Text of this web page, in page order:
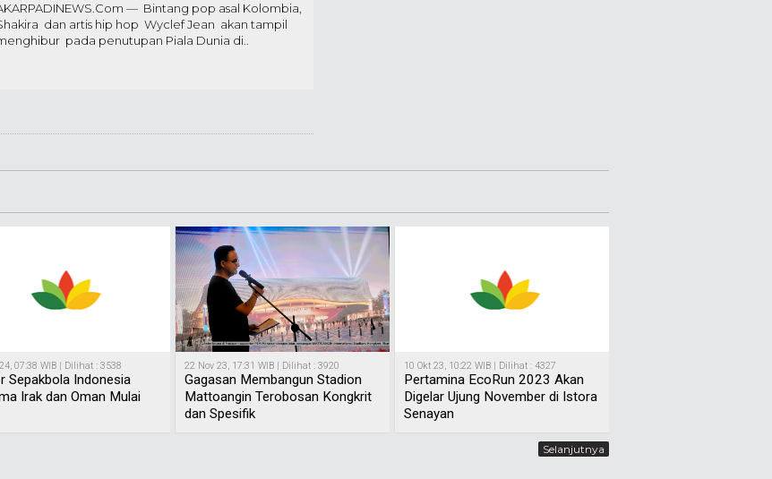
— Bintang pop asal Kolombia,
dan artis hip hop Wyclef Jean akan tampil
pada penutupan Piala Dunia di..
07:38 WIB | Dilihat : 3538
Sepakbola Indonesia
Irak dan Oman Mulai
22 Nov 23, 17:31 WIB | Dilihat : 3920
Gagasan Membangun Stadion
Mattoangin Terobosan Kongkrit
dan Spesifik
10 Okt 23, 10:22 WIB | Dilihat : 4327
Pertamina EcoRun 2023 Akan
Digelar Ujung November di Istora
Senayan
Selanjutnya